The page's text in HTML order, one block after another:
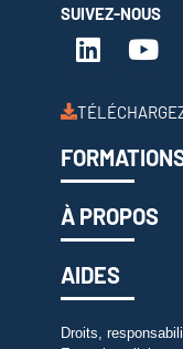
SUIVEZ-NOUS
À PROPOS
AIDES
Droits,